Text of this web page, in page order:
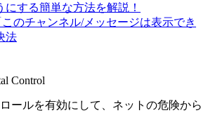
にする簡単な方法を解説！
このチャンネル/メッセージは表示でき
法
Control
ールを有効にして、ネットの危険から